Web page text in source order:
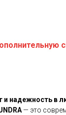
и надежность в
— это